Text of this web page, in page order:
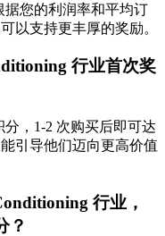
据您的利润率和平均订
以支持更丰厚的奖励。
行业首次奖
分，1-2 次购买后即可达
引导他们迈向更高价值
行业，
？